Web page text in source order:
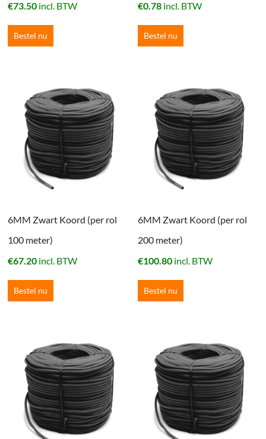
€73.50 incl. BTW
Bestel nu
€0.78 incl. BTW
Bestel nu
6MM Zwart Koord (per rol
100 meter)
€67.20 incl. BTW
Bestel nu
6MM Zwart Koord (per rol
200 meter)
€100.80 incl. BTW
Bestel nu